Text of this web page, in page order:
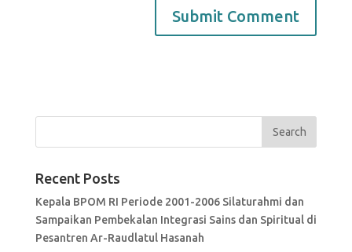
Recent Posts
Kepala BPOM RI Periode 2001-2006 Silaturahmi dan
Sampaikan Pembekalan Integrasi Sains dan Spiritual di
Pesantren Ar-Raudlatul Hasanah